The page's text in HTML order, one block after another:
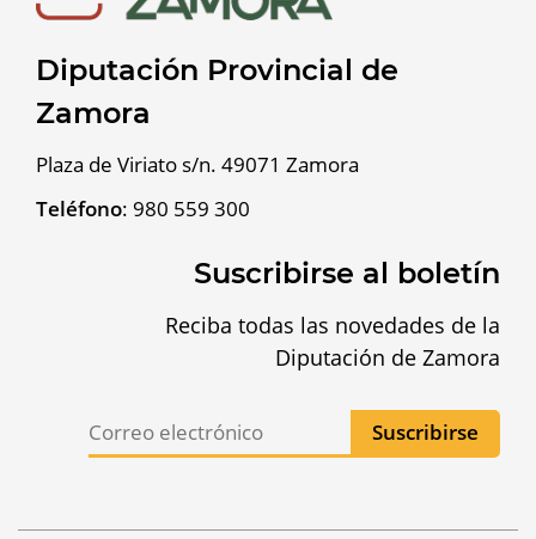
Diputación Provincial de
Zamora
Plaza de Viriato s/n. 49071 Zamora
Teléfono: 980 559 300
Suscribirse al boletín
Reciba todas las novedades de la
Diputación de Zamora